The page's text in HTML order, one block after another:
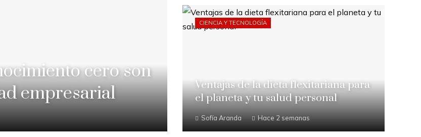
cero son
empresarial
CIENCIA Y TECNOLOGÍA
Ventajas de la dieta flexitariana para
el planeta y tu salud personal
Sofía Aranda Hace 2 semanas